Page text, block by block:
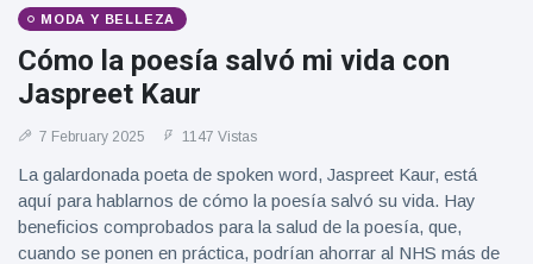
MODA Y BELLEZA
Cómo la poesía salvó mi vida con
Jaspreet Kaur
7 February 2025 1147 Vistas
La galardonada poeta de spoken word, Jaspreet Kaur, está
aquí para hablarnos de cómo la poesía salvó su vida. Hay
beneficios comprobados para la salud de la poesía, que,
cuando se ponen en práctica, podrían ahorrar al NHS más de